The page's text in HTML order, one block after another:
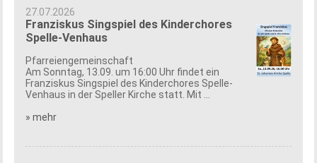
27.07.2026
Franziskus Singspiel des Kinderchores
Spelle-Venhaus
Pfarreiengemeinschaft
Am Sonntag, 13.09. um 16:00 Uhr findet ein
Franziskus Singspiel des Kinderchores Spelle-
Venhaus in der Speller Kirche statt. Mit ...
» mehr